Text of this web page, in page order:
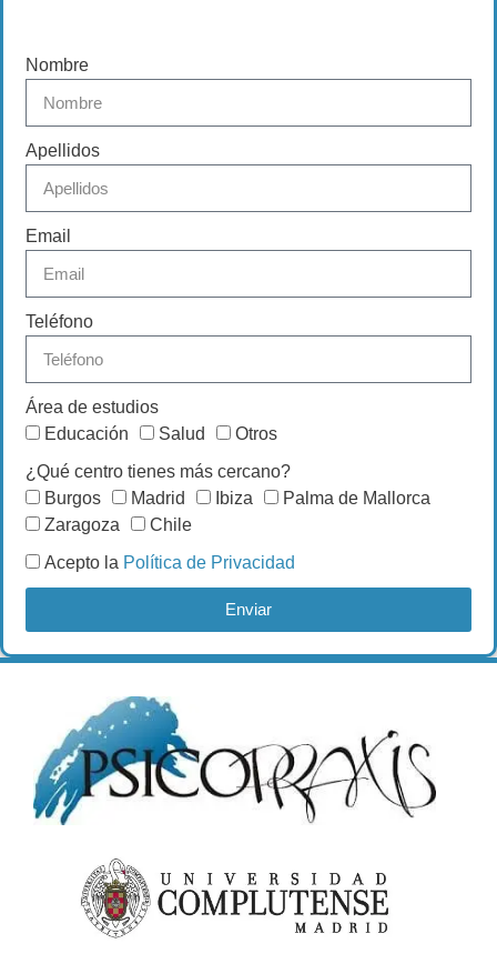
Nombre
Apellidos
Email
Teléfono
Área de estudios
Educación
Salud
Otros
¿Qué centro tienes más cercano?
Burgos
Madrid Ibiza
Palma de Mallorca
Zaragoza
Chile
Acepto la Política de Privacidad
Enviar